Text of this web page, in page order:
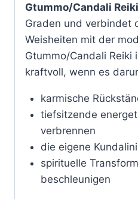
Gtummo/Candali Reiki
Graden und verbindet
Weisheiten mit der
Gtummo/Candali Reiki
kraftvoll, wenn es
karmische
tiefsitzende
verbrennen
die eigene
spirituelle
beschleunigen